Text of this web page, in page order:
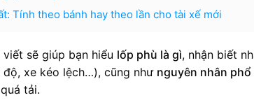
Tính theo bánh hay theo lần cho tài xế mới
sẽ giúp bạn hiểu lốp phù là gì, nhận biết
xe kéo lệch…), cũng như nguyên nhân phổ
tải.